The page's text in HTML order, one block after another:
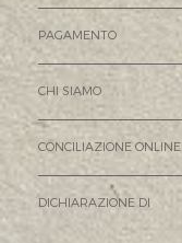
PAGAMENTO
CHI SIAMO
CONCILIAZIONE ONLINE
DICHIARAZIONE DI